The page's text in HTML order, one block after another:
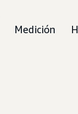
Medición